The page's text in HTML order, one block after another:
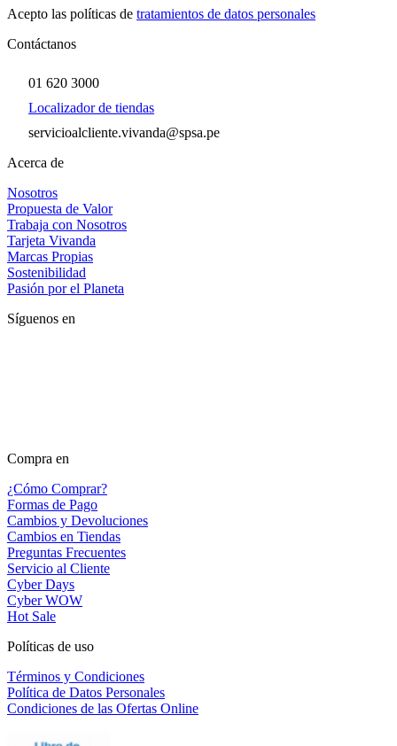
Acepto las políticas de tratamientos de datos personales
Contáctanos
01 620 3000
Localizador de tiendas
servicioalcliente.vivanda@spsa.pe
Acerca de
Nosotros
Propuesta de Valor
Trabaja con Nosotros
Tarjeta Vivanda
Marcas Propias
Sostenibilidad
Pasión por el Planeta
Síguenos en
Compra en
¿Cómo Comprar?
Formas de Pago
Cambios y Devoluciones
Cambios en Tiendas
Preguntas Frecuentes
Servicio al Cliente
Cyber Days
Cyber WOW
Hot Sale
Políticas de uso
Términos y Condiciones
Política de Datos Personales
Condiciones de las Ofertas Online